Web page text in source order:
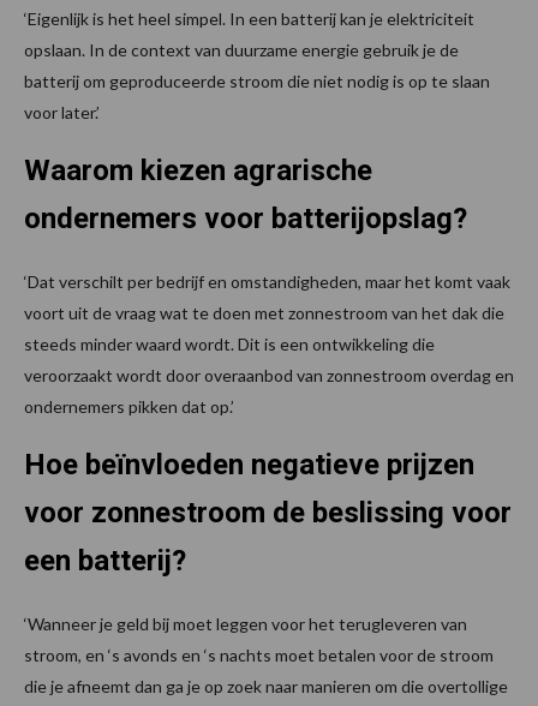
‘Eigenlijk is het heel simpel. In een batterij kan je elektriciteit
opslaan. In de context van duurzame energie gebruik je de
batterij om geproduceerde stroom die niet nodig is op te slaan
voor later.’
Waarom kiezen agrarische
ondernemers voor batterijopslag?
‘Dat verschilt per bedrijf en omstandigheden, maar het komt vaak
voort uit de vraag wat te doen met zonnestroom van het dak die
steeds minder waard wordt. Dit is een ontwikkeling die
veroorzaakt wordt door overaanbod van zonnestroom overdag en
ondernemers pikken dat op.’
Hoe beïnvloeden negatieve prijzen
voor zonnestroom de beslissing voor
een batterij?
‘Wanneer je geld bij moet leggen voor het terugleveren van
stroom, en ‘s avonds en ‘s nachts moet betalen voor de stroom
die je afneemt dan ga je op zoek naar manieren om die overtollige